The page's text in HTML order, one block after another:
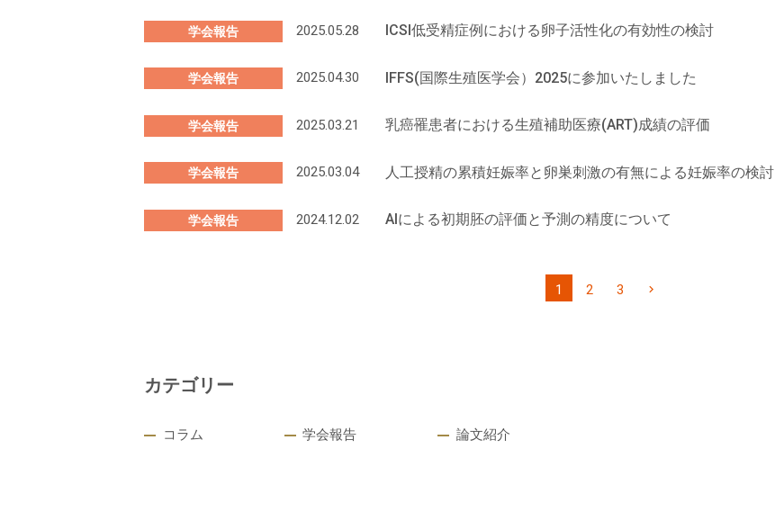
学会報告 2025.05.28 ICSI低受精症例における卵子活性化の有効性の検討
学会報告 2025.04.30 IFFS(国際生殖医学会）2025に参加いたしました
学会報告 2025.03.21 乳癌罹患者における生殖補助医療(ART)成績の評価
学会報告 2025.03.04 人工授精の累積妊娠率と卵巣刺激の有無による妊娠率の検討
学会報告 2024.12.02 AIによる初期胚の評価と予測の精度について
1 2 3
カテゴリー
コラム 学会報告 論文紹介